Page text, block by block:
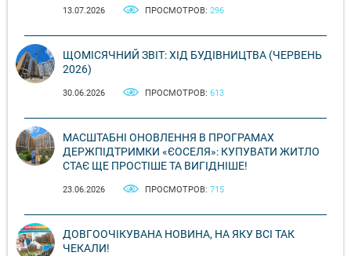
13.07.2026 ПРОСМОТРОВ: 296
ЩОМІСЯЧНИЙ ЗВІТ: ХІД БУДІВНИЦТВА (ЧЕРВЕНЬ
2026)
30.06.2026 ПРОСМОТРОВ: 613
МАСШТАБНІ ОНОВЛЕННЯ В ПРОГРАМАХ
ДЕРЖПІДТРИМКИ «ЄОСЕЛЯ»: КУПУВАТИ ЖИТЛО
СТАЄ ЩЕ ПРОСТІШЕ ТА ВИГІДНІШЕ!
23.06.2026 ПРОСМОТРОВ: 715
ДОВГООЧІКУВАНА НОВИНА, НА ЯКУ ВСІ ТАК
ЧЕКАЛИ!